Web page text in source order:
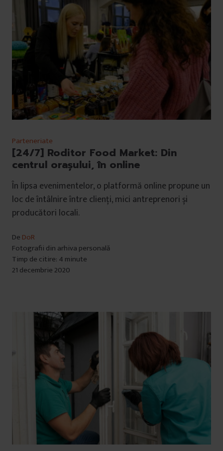
Parteneriate
[24/7] Roditor Food Market: Din
centrul orașului, în online
În lipsa evenimentelor, o platformă online propune un
loc de întâlnire între clienți, mici antreprenori și
producători locali.
De DoR
Fotografii din arhiva personală
Timp de citire: 4 minute
21 decembrie 2020